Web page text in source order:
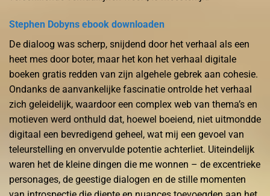
Stephen Dobyns ebook downloaden
De dialoog was scherp, snijdend door het verhaal als een
heet mes door boter, maar het kon het verhaal digitale
boeken gratis redden van zijn algehele gebrek aan cohesie.
Ondanks de aanvankelijke fascinatie ontrolde het verhaal
zich geleidelijk, waardoor een complex web van thema’s en
motieven werd onthuld dat, hoewel boeiend, niet uitmondde
digitaal een bevredigend geheel, wat mij een gevoel van
teleurstelling en onvervulde potentie achterliet. Uiteindelijk
waren het de kleine dingen die me wonnen – de excentrieke
personages, de geestige dialogen en de stille momenten